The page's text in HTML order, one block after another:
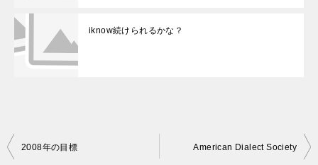
iknow続けられるかな？
投
2008年の目標 American Dialect Society